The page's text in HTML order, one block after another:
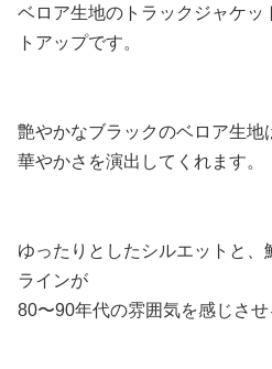
ベロア生地のトラックジャケッ
トアップです。
艶やかなブラックのベロア生地
華やかさを演出してくれます。
ゆったりとしたシルエットと、
ラインが
80〜90年代の雰囲気を感じさせ